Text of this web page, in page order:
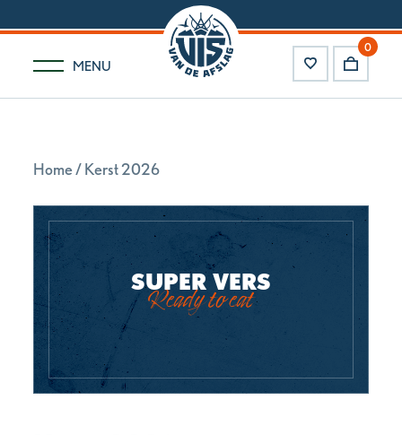
MENU
0
Home/ Kerst 2026
SUPER VERS
Ready to eat